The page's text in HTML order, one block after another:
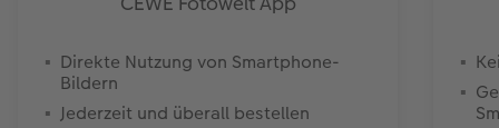
Direkte Nutzung von Smartphone-
Bildern
Jederzeit und überall bestellen